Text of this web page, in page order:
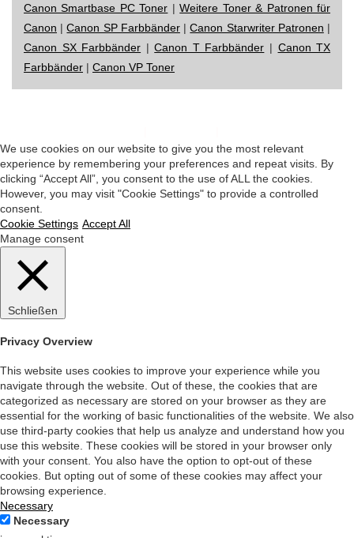
Canon Smartbase PC Toner |Weitere Toner & Patronen für
Canon |Canon SP Farbbänder|Canon Starwriter Patronen |
Canon SX Farbbänder |Canon T Farbbänder | Canon TX
Farbbänder | Canon VP Toner
We use cookies on our website to give you the most relevant
experience by remembering your preferences and repeat visits. By
clicking “Accept All”, you consent to the use of ALL the cookies.
However, you may visit "Cookie Settings" to provide a controlled
consent.
Cookie Settings Accept All
Manage consent
Schließen
Privacy Overview
This website uses cookies to improve your experience while you
navigate through the website. Out of these, the cookies that are
categorized as necessary are stored on your browser as they are
essential for the working of basic functionalities of the website. We also
use third-party cookies that help us analyze and understand how you
use this website. These cookies will be stored in your browser only
with your consent. You also have the option to opt-out of these
cookies. But opting out of some of these cookies may affect your
browsing experience.
Necessary
Necessary